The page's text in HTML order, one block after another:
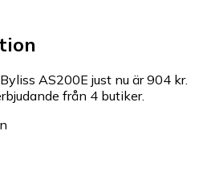
AS200E just nu är 904 kr.
från 4 butiker.